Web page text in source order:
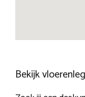
Bekijk